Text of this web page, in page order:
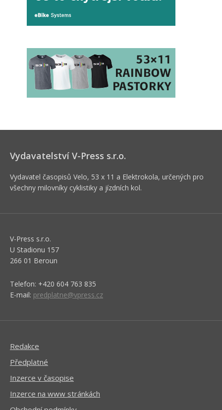
Vydavatelství V-Press s.r.o.
Vydavatel časopisů Velo, 53 x 11 a Elektrokola, určených pro
všechny milovníky cyklistiky a jízdních kol.
V-Press s.r.o.
U Stadionu 157
266 01 Beroun
Telefon: +420 604 763 835
E-mail: predplatne@vpress.cz
Redakce
Předplatné
Inzerce v časopise
Inzerce na www stránkách